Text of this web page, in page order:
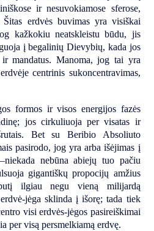
ir nesuvokiamose sferose,
Šitas erdvės buvimas yra visiškai
kažkokiu neatskleistu būdu, jis
į begalinių Dievybių, kada jos
mandatus. Manoma, jog tai yra
centrinis sukoncentravimas,
formos ir visos energijos fazės
jos cirkuliuoja per visatas ir
Bet su Beribio Absoliuto
pasirodo, jog yra arba išėjimas į
nebūna abiejų tuo pačiu
gigantiškų propocijų amžius
ilgiau negu vieną milijardą
jėga sklinda į išorę; tada tiek
visi erdvės-jėgos pasireiškimai
per visą persmelkiamą erdvę.